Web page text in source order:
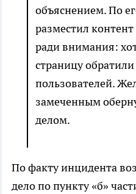
объяснением. По
разместил
ради внимания:
страницу
пользователей.
замеченным
делом.
По факту инцидента
дело по пункту «б»